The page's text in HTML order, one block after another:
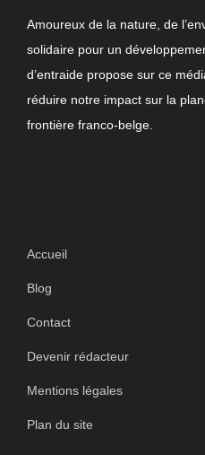
Amoureux de la nature, de
solidaire pour un
d’entraide propose sur ce
réduire notre impact sur la
frontière franco-belge.
Accueil
Blog
Contact
Devenir rédacteur
Mentions légales
Plan du site